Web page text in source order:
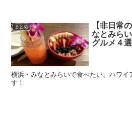
まとめ
【非日常
なとみら
グルメ４選
横浜・みなとみらいで食べたい、ハワイ
す！